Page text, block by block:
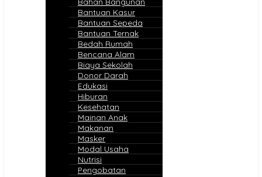
Bantuan Kasur
Bantuan Sepeda
Bantuan Ternak
Bedah Rumah
Bencana Alam
Biaya Sekolah
Donor Darah
Edukasi
Hiburan
Kesehatan
Mainan Anak
Makanan
Masker
Modal Usaha
Nutrisi
Pengobatan